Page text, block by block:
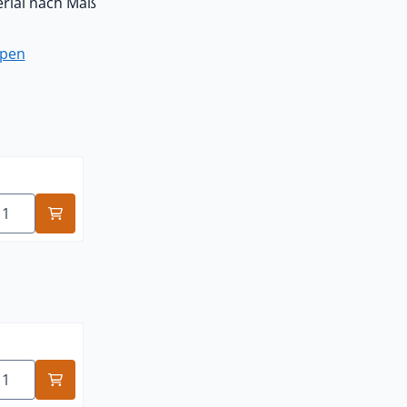
wählen für schwarz
wählen für schwarz